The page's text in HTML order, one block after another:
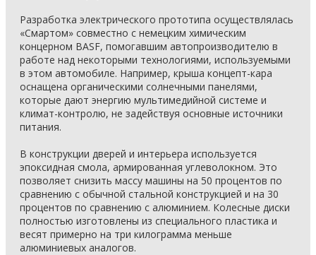
Разработка электрического прототипа осуществлялась
«Смартом» совместно с немецким химическим
концерном BASF, помогавшим автопроизводителю в
работе над некоторыми технологиями, используемыми
в этом автомобиле. Например, крыша концепт-кара
оснащена органическими солнечными панелями,
которые дают энергию мультимедийной системе и
климат-контролю, не задействуя основные источники
питания.
В конструкции дверей и интерьера используется
эпоксидная смола, армированная углеволокном. Это
позволяет снизить массу машины на 50 процентов по
сравнению с обычной стальной конструкцией и на 30
процентов по сравнению с алюминием. Колесные диски
полностью изготовлены из специального пластика и
весят примерно на три килограмма меньше
алюминиевых аналогов.